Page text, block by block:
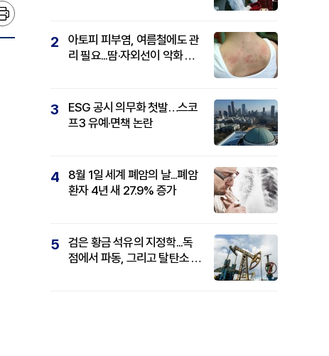
2
아토피 피부염, 여름철에도 관
리 필요...땀·자외선이 악화 요
3
ESG 공시 의무화 첫발…스코
프3 유예·면책 논란
4
8월 1일 세계 폐암의 날...폐암
환자 4년 새 27.9% 증가
5
검은 황금 석유의 지정학...독
점에서 파동, 그리고 탈탄소 패